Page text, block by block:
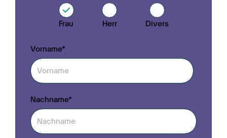
Frau Herr Divers
Vorname*
Nachname*